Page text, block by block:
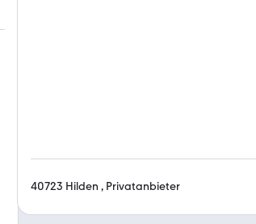
40723 Hilden , Privatanbieter